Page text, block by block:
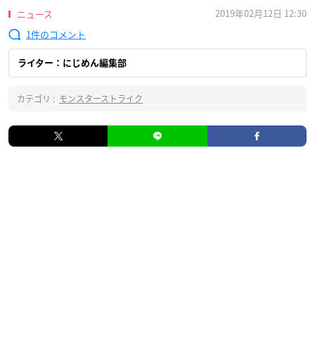
ニュース
2019年02月12日 12:30
1
ライター：にじめん編集部
カテゴリ : モンスターストライク